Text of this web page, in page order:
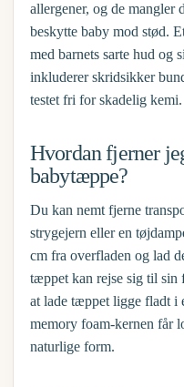
allergener, og de mangler
beskytte baby mod stød.
med barnets sarte hud og
inkludererskridsikker
testet fri for skadelig kemi.
Hvordan fjerner
babytæppe?
Du kan nemt fjerne
strygejern eller en
cm fra overfladen og lad
tæppet kan rejse sig til sin
at lade tæppet ligge fladt i
memory foam-kernen får
naturlige form.